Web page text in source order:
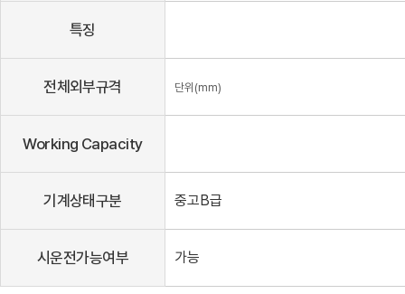
특징
전체외부규격 단위(mm)
Working Capacity
기계상태구분 중고B급
시운전가능여부 가능